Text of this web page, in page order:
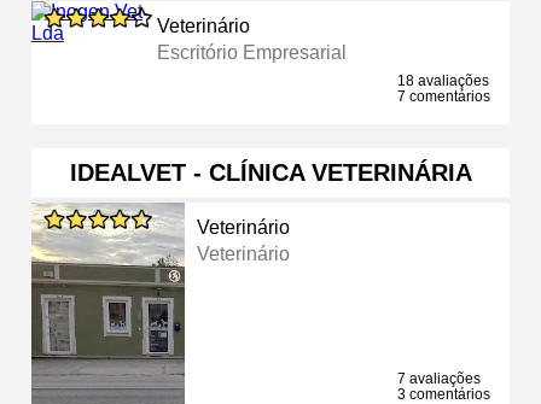
Veterinário
Escritório Empresarial
18 avaliações
7 comentários
IDEALVET - CLÍNICA VETERINÁRIA
Veterinário
Veterinário
7 avaliações
3 comentários